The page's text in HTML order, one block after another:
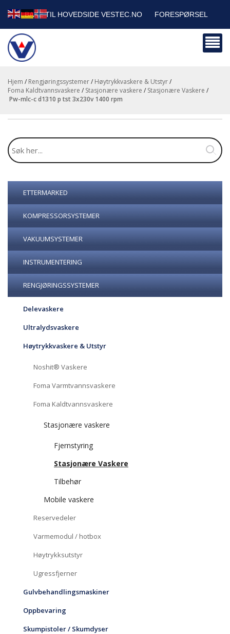
TILBAKE TIL HOVEDSIDE VESTEC.NO FORESPØRSEL
HANDLEVOGN
BEDRIFTSKUNDER
Hjem / Rengjøringssystemer/ Høytrykkvaskere & Utstyr/
Foma Kaldtvannsvaskere / Stasjonære vaskere / Stasjonære Vaskere /
pw-mlc-c d1310 p tst 3x230v 1400 rpm
ETTERMARKED
KOMPRESSORSYSTEMER
VAKUUMSYSTEMER
INSTRUMENTERING
RENGJØRINGSSYSTEMER
Delevaskere
Ultralydsvaskere
Høytrykkvaskere & Utstyr
Noshit® Vaskere
Foma Varmtvannsvaskere
Foma Kaldtvannsvaskere
Stasjonære vaskere
Fjernstyring
Stasjonære Vaskere
Tilbehør
Mobile vaskere
Reservedeler
Varmemodul / hotbox
Høytrykksutstyr
Ugressfjerner
Gulvbehandlingsmaskiner
Oppbevaring
Skumpistoler / Skumdyser